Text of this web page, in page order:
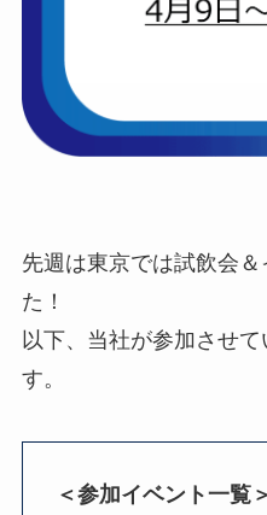
先週は東京では試飲会
た！
以下、当社が参加させ
す。
＜参加イベント一覧＞